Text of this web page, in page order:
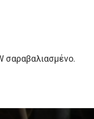
σαραβαλιασμένο.